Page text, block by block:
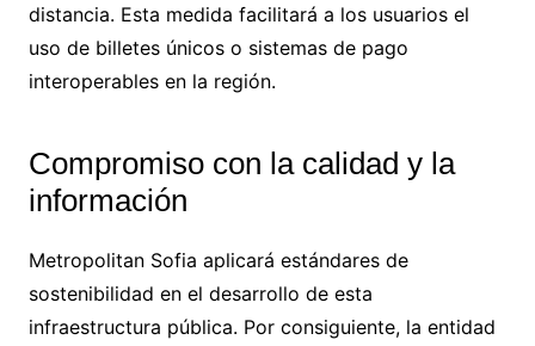
distancia. Esta medida facilitará a los usuarios el
uso de billetes únicos o sistemas de pago
interoperables en la región.
Compromiso con la calidad y la
información
Metropolitan Sofia aplicará estándares de
sostenibilidad en el desarrollo de esta
infraestructura pública. Por consiguiente, la entidad